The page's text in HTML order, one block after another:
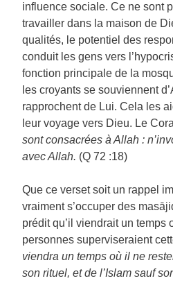
influence sociale. Ce ne sont
travailler dans la maison de
qualités, le potentiel des
conduit les gens vers
fonction principale de la
les croyants se souviennent
rapprochent de Lui. Cela les
leur voyage vers Dieu. Le
sont consacrées à Allah :
avec Allah. (Q 72 :18)
Que ce verset soit un rappel
vraiment s’occuper des
prédit qu’il viendrait un temps
personnes superviseraient
viendra un temps où il ne
son rituel, et de l’Islam sauf